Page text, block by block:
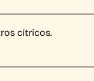
cítricos.